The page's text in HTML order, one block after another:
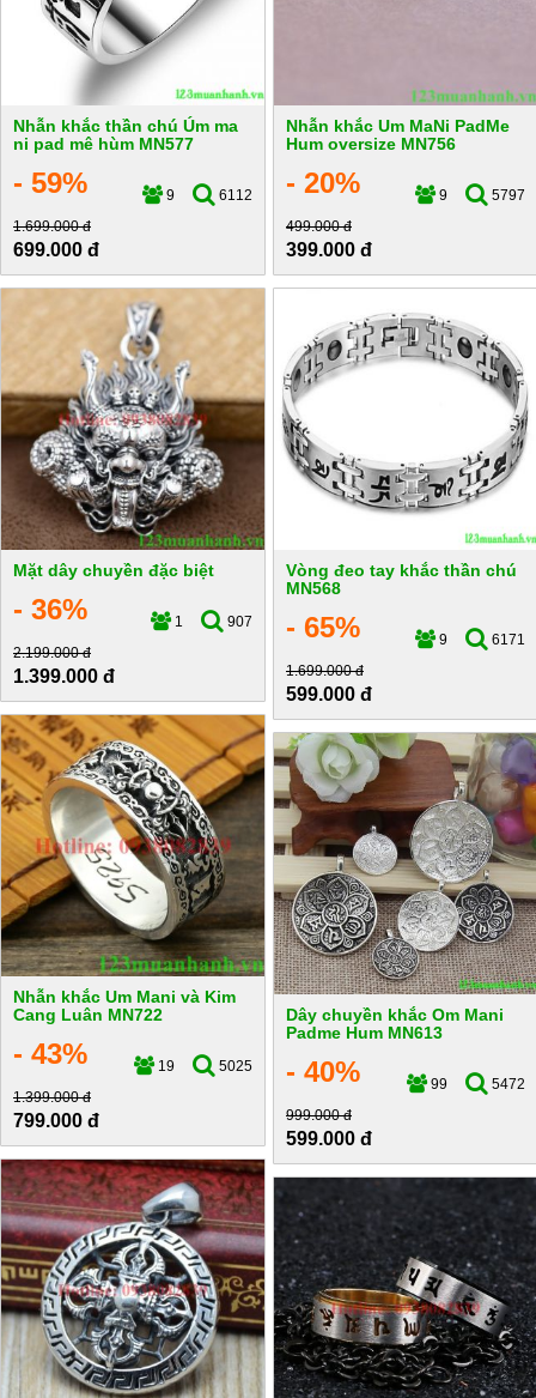
Nhẫn khắc thần chú Úm ma
ni pad mê hùm MN577
- 59% 9
6112
1.699.000 đ
699.000 đ
Nhẫn khắc Um MaNi PadMe
Hum oversize MN756
- 20% 9
5797
499.000 đ
399.000 đ
Mặt dây chuyền đặc biệt
- 36% 1
907
2.199.000 đ
1.399.000 đ
Vòng đeo tay khắc thần chú
MN568
- 65% 9
6171
1.699.000 đ
599.000 đ
Nhẫn khắc Um Mani và Kim
Cang Luân MN722
- 43% 19
5025
1.399.000 đ
799.000 đ
Dây chuyền khắc Om Mani
Padme Hum MN613
- 40% 99
5472
999.000 đ
599.000 đ